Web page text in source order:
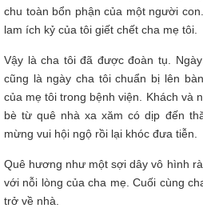
chu toàn bổn phận của một người
lam ích kỷ của tôi giết chết cha mẹ tôi.
Vậy là cha tôi đã được đoàn tụ.
cũng là ngày cha tôi chuẩn bị lên
của mẹ tôi trong bệnh viện. Khách và
bè từ quê nhà xa xăm có dịp đến
mừng vui hội ngộ rồi lại khóc đưa tiễn.
Quê hương như một sợi dây vô hình
với nỗi lòng của cha mẹ. Cuối cùng
trở về nhà.